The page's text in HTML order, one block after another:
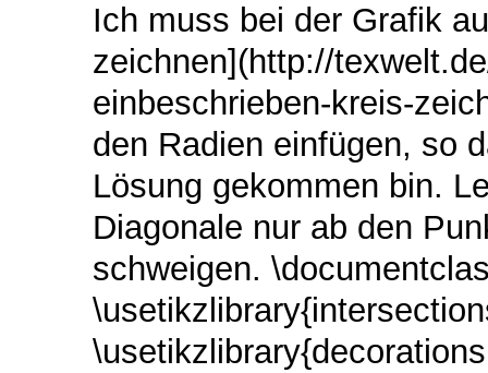
Ich muss bei der Grafik
zeichnen](http://
einbeschrieben-kreis-
den Radien einfügen, so
Lösung gekommen bin.
Diagonale nur ab den
schweigen.